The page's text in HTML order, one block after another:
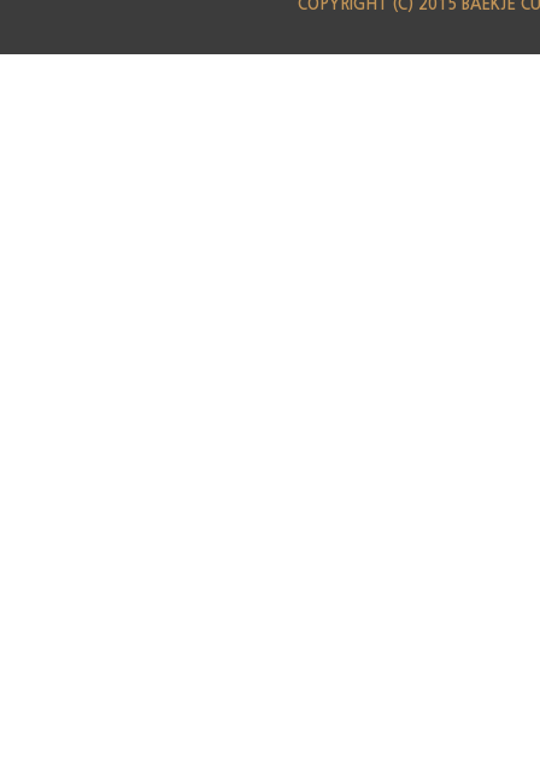
COPYRIGHT (C) 2015 BAEKJE